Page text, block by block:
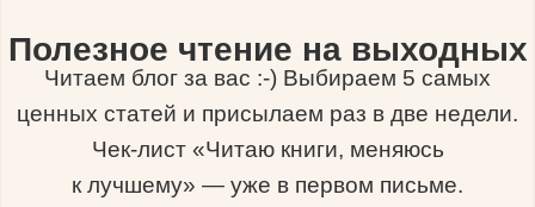
Полезное чтение на выходных
Читаем блог за вас :-) Выбираем 5 самых
ценных статей и присылаем раз в две недели.
Чек-лист «Читаю книги, меняюсь
к лучшему» — уже в первом письме.